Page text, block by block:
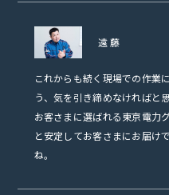
遠藤
これからも続く現場での作業
う、気を引き締めなければと
お客さまに選ばれる東京電力
と安定してお客さまにお届け
ね。